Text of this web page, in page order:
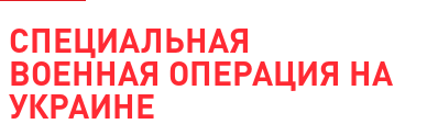
СПЕЦИАЛЬНАЯ
ВОЕННАЯ ОПЕРАЦИЯ НА
УКРАИНЕ